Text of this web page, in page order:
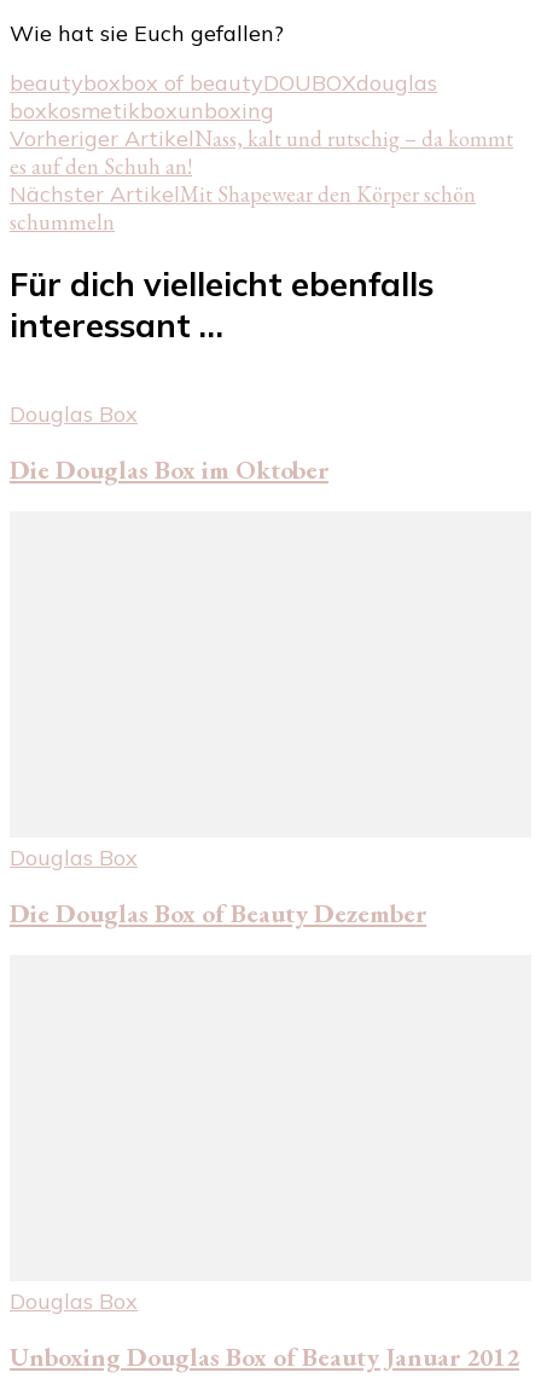
Wie hat sie Euch gefallen?
beautyboxbox of beautyDOUBOXdouglas
boxkosmetikboxunboxing
Beitragsnavigation
Vorheriger ArtikelNass, kalt und rutschig – da kommt
es auf den Schuh an!
Nächster ArtikelMit Shapewear den Körper schön
schummeln
Für dich vielleicht ebenfalls
interessant …
Douglas Box
Die Douglas Box im Oktober
Douglas Box
Die Douglas Box of Beauty Dezember
Douglas Box
Unboxing Douglas Box of Beauty Januar 2012